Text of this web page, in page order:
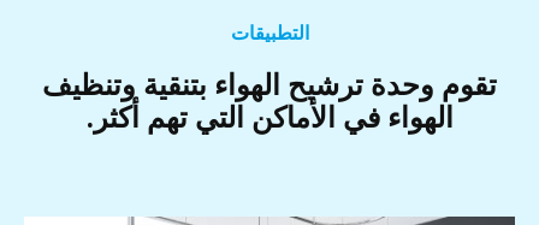
التطبيقات
تقوم وحدة ترشيح الهواء بتنقية وتنظيف
الهواء في الأماكن التي تهم أكثر.